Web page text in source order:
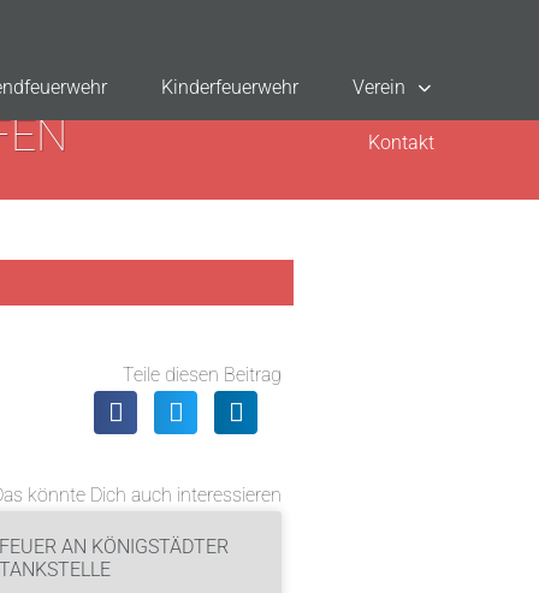
Kinderfeuerwehr Verein
Kontakt
Teile diesen Beitrag
könnte Dich auch interessieren
FEUER AN KÖNIGSTÄDTER
TANKSTELLE